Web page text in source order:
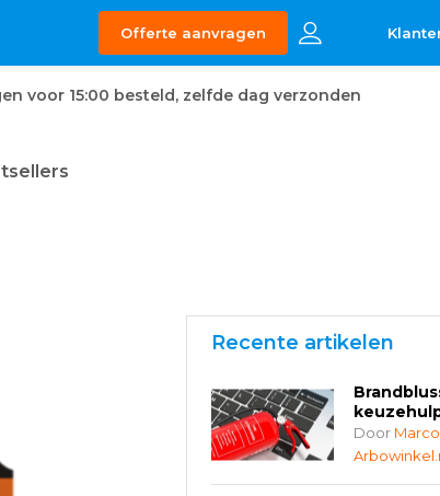
Offerte aanvragen
voor 15:00 besteld, zelfde dag verzonden
Recente artikelen
Door